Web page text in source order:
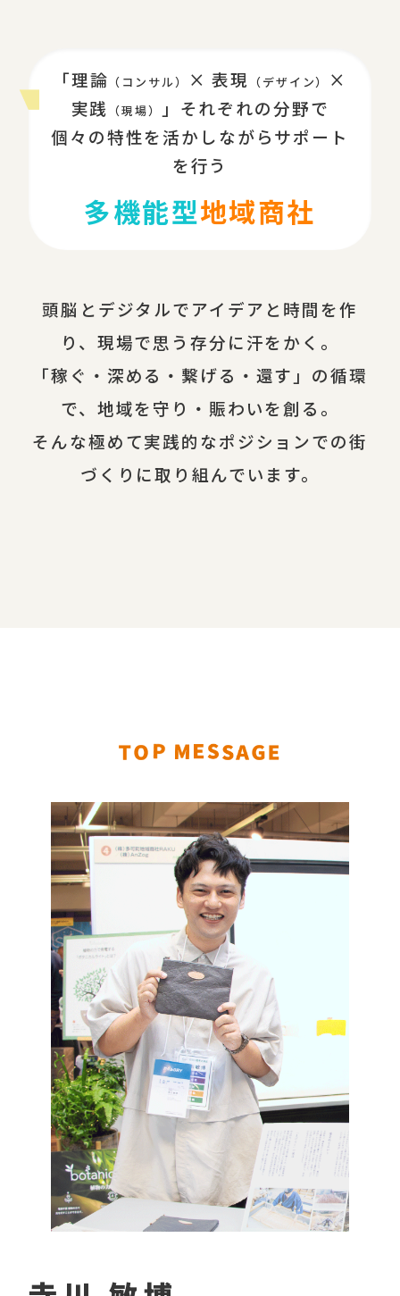
「理論 （コンサル） × 表現 （デザイン）
×
実践 （現場）
」それぞれの分野で
個々の特性を活かしながらサポート
を行う
多機能型地域商社
頭脳とデジタルでアイデアと時間を作
り、現場で思う存分に汗をかく。
「稼ぐ・深める・繋げる・還す」の循環
で、地域を守り・賑わいを創る。
そんな極めて実践的なポジションでの街
づくりに取り組んでいます。